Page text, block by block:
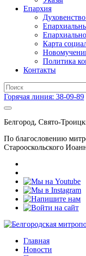
Епархия
Карта
Политика
Контакты
Горячая линия: 38-09-89
Белгород, Свято-
По благословению
Старооскольского
Главная
Новости